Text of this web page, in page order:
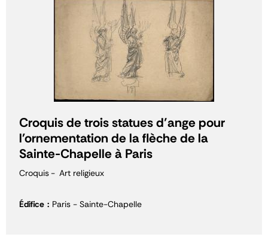
Croquis de trois statues d’ange pour
l'ornementation de la flèche de la
Sainte-Chapelle à Paris
Croquis Art religieux
Édifice Paris - Sainte-Chapelle